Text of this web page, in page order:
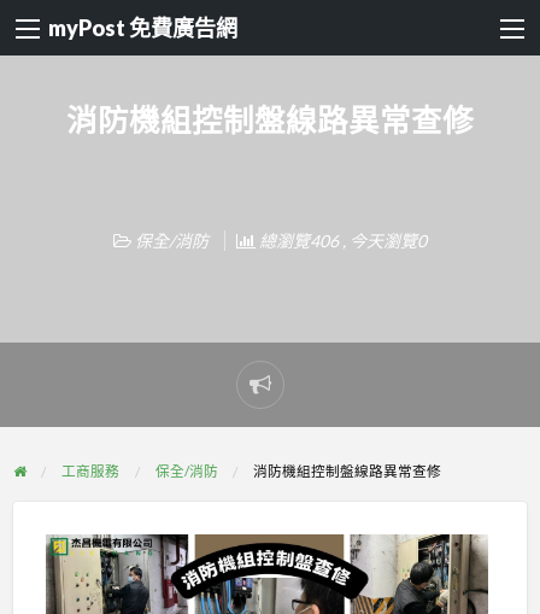
myPost 免費廣告網
消防機組控制盤線路異常查修
保全/消防 總瀏覽406 , 今天瀏覽0
Report
problem
工商服務 保全/消防 消防機組控制盤線路異常查修